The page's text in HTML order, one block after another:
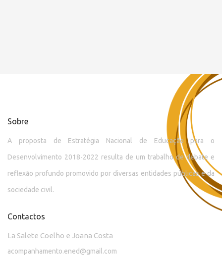
Sobre
A proposta de Estratégia Nacional de Educação para o
Desenvolvimento 2018-2022 resulta de um trabalho de debate e
reflexão profundo promovido por diversas entidades públicas e da
sociedade civil.
Contactos
La Salete Coelho e Joana Costa
acompanhamento.ened@gmail.com